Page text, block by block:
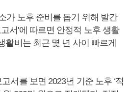
가 노후 준비를 돕기 위해 발간
서'에 따르면 안정적 노후 생활
활비는 최근 몇 년 사이 빠르게
서를 보면 2023년 기준 노후 ‘적